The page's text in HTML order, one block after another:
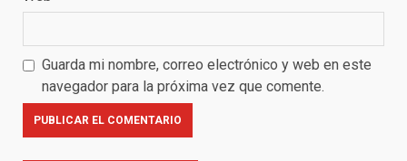
Guarda mi nombre, correo electrónico y web en este
navegador para la próxima vez que comente.